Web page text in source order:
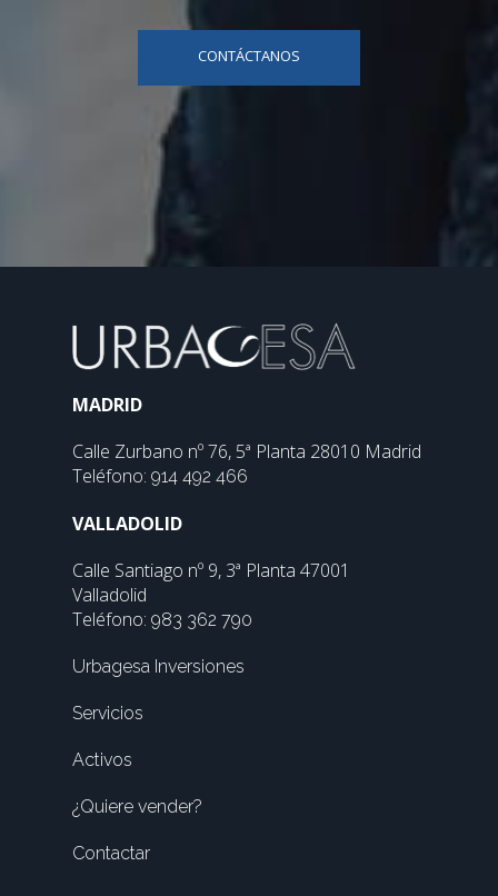
CONTÁCTANOS
MADRID
Calle Zurbano nº 76, 5ª Planta 28010 Madrid
Teléfono: 914 492 466
VALLADOLID
Calle Santiago nº 9, 3ª Planta 47001
Valladolid
Teléfono: 983 362 790
Urbagesa Inversiones
Servicios
Activos
¿Quiere vender?
Contactar